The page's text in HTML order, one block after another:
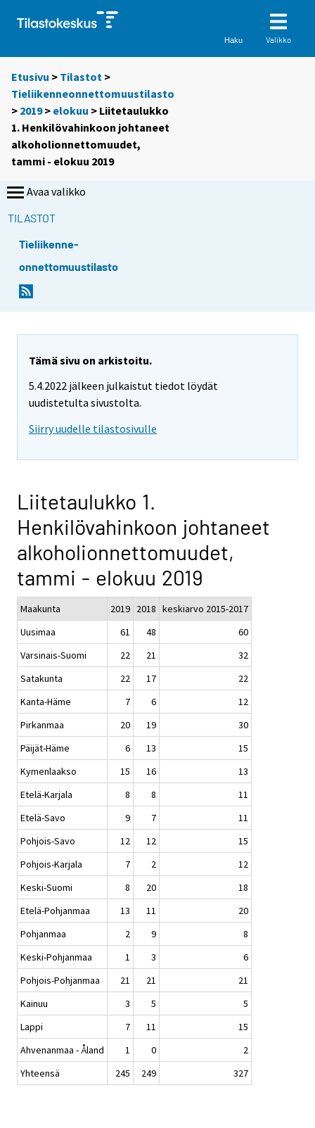
Haku Valikko
Etusivu > Tilastot >
Tieliikenneonnettomuustilasto
> 2019> elokuu > Liitetaulukko
1. Henkilövahinkoon johtaneet
alkoholionnettomuudet,
tammi - elokuu 2019
Avaa valikko
TILASTOT
Tieliikenne-
onnettomuustilasto
Tämä sivu on arkistoitu.
5.4.2022 jälkeen julkaistut tiedot löydät
uudistetulta sivustolta.
Siirry uudelle tilastosivulle
Liitetaulukko 1.
Henkilövahinkoon johtaneet
alkoholionnettomuudet,
tammi - elokuu 2019
Maakunta 2019 2018 keskiarvo 2015-2017
Uusimaa
61 48
60
Varsinais-Suomi
22 21
32
Satakunta
22 17
22
Kanta-Häme
7 6
12
Pirkanmaa
20 19
30
Päijät-Häme
6 13
15
Kymenlaakso
15 16
13
Etelä-Karjala
8 8
11
Etelä-Savo
9 7
11
Pohjois-Savo
12 12
15
Pohjois-Karjala
7 2
12
Keski-Suomi
8 20
18
Etelä-Pohjanmaa
13 11
20
Pohjanmaa
2 9
8
Keski-Pohjanmaa
1 3
6
Pohjois-Pohjanmaa
21 21
21
Kainuu
3 5
5
Lappi
7 11
15
Ahvenanmaa - Åland
1 0
2
Yhteensä
245 249 327